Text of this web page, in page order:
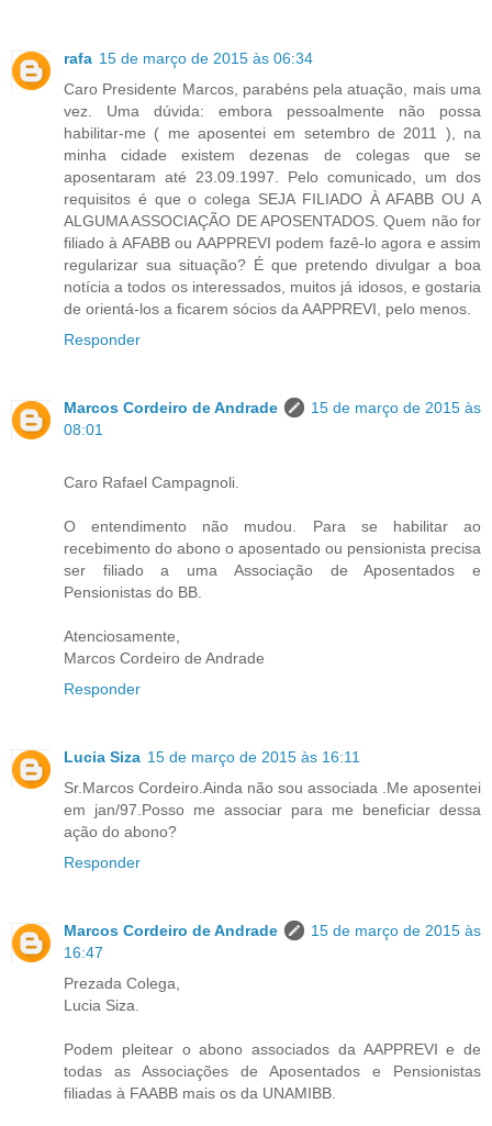
rafa 15 de março de 2015 às 06:34
Caro Presidente Marcos, parabéns pela atuação, mais uma
vez. Uma dúvida: embora pessoalmente não possa
habilitar-me ( me aposentei em setembro de 2011 ), na
minha cidade existem dezenas de colegas que se
aposentaram até 23.09.1997. Pelo comunicado, um dos
requisitos é que o colega SEJA FILIADO À AFABB OU A
ALGUMA ASSOCIAÇÃO DE APOSENTADOS. Quem não for
filiado à AFABB ou AAPPREVI podem fazê-lo agora e assim
regularizar sua situação? É que pretendo divulgar a boa
notícia a todos os interessados, muitos já idosos, e gostaria
de orientá-los a ficarem sócios da AAPPREVI, pelo menos.
Responder
Marcos Cordeiro de Andrade
15 de março de 2015 às
08:01
Caro Rafael Campagnoli.
O entendimento não mudou. Para se habilitar ao
recebimento do abono o aposentado ou pensionista precisa
ser filiado a uma Associação de Aposentados e
Pensionistas do BB.
Atenciosamente,
Marcos Cordeiro de Andrade
Responder
Lucia Siza 15 de março de 2015 às 16:11
Sr.Marcos Cordeiro.Ainda não sou associada .Me aposentei
em jan/97.Posso me associar para me beneficiar dessa
ação do abono?
Responder
Marcos Cordeiro de Andrade
15 de março de 2015 às
16:47
Prezada Colega,
Lucia Siza.
Podem pleitear o abono associados da AAPPREVI e de
todas as Associações de Aposentados e Pensionistas
filiadas à FAABB mais os da UNAMIBB.